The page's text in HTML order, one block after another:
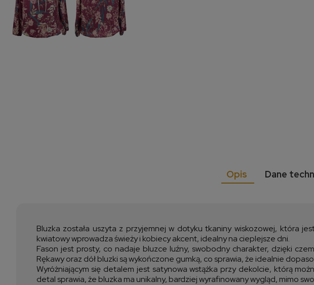
Opis Dane
Bluzka została uszyta z przyjemnej w dotyku tkaniny wiskozowej, która
kwiatowy wprowadza świeży i kobiecy akcent, idealny na cieplejsze dni.
Fason jest prosty, co nadaje bluzce luźny, swobodny charakter, dzięki
Rękawy oraz dół bluzki są wykończone gumką, co sprawia, że idealnie
Wyróżniającym się detalem jest satynowa wstążka przy dekolcie, którą
detal sprawia, że bluzka ma unikalny, bardziej wyrafinowany wygląd, mimo